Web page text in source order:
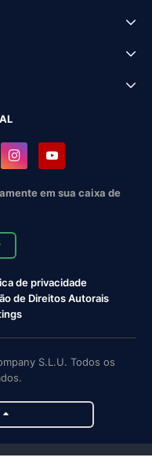
em sua caixa de
de privacidade
de Direitos Autorais
S.L.U. Todos os